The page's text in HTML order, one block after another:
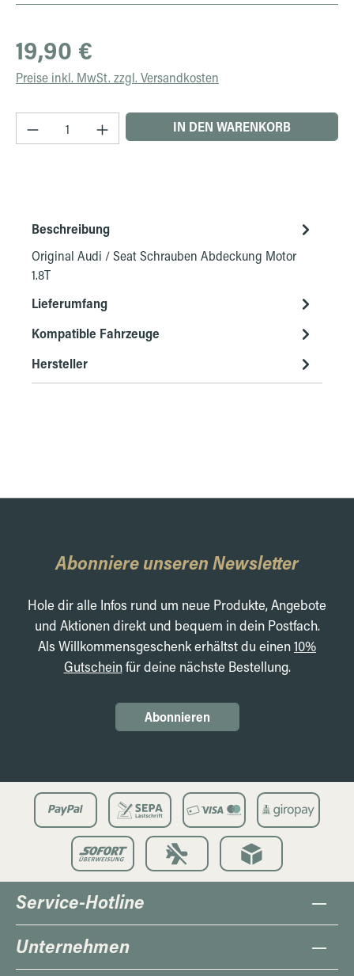
Regulärer Preis:
19,90 €
Preise inkl. MwSt. zzgl. Versandkosten
Produkt Anzahl: Gib den gewünschten Wert
IN DEN WARENKORB
Beschreibung
Original Audi / Seat Schrauben Abdeckung Motor
1.8T
Lieferumfang
Kompatible Fahrzeuge
Hersteller
Abonniere unseren Newsletter
Hole dir alle Infos rund um neue Produkte, Angebote
und Aktionen direkt und bequem in dein Postfach.
Als Willkommensgeschenk erhältst du einen10%
Gutscheinfür deine nächste Bestellung.
Abonnieren
Service-Hotline
Unternehmen